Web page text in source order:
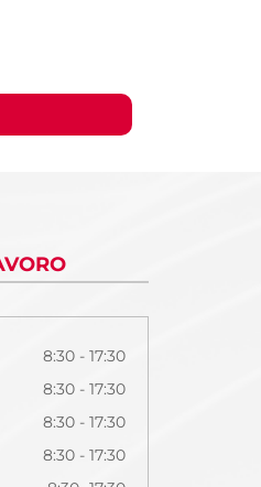
8:30 - 17:30
8:30 - 17:30
8:30 - 17:30
8:30 - 17:30